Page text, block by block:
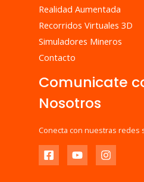
Realidad Aumentada
Recorridos Virtuales 3D
Simuladores Mineros
Contacto
Comunicate
Nosotros
Conecta con nuestras redes